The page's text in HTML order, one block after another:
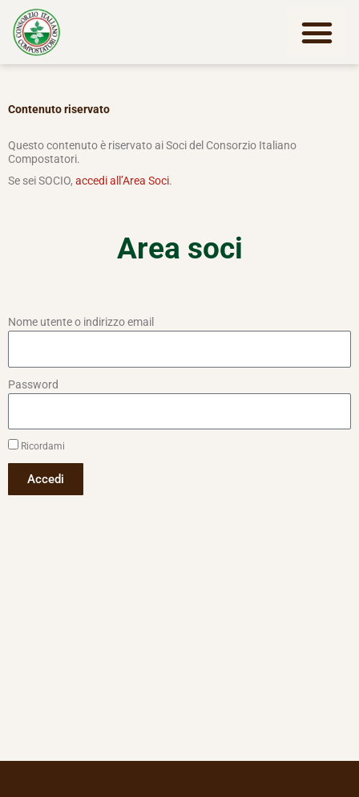
contenuto
Contenuto riservato
Questo contenuto è riservato ai Soci del Consorzio Italiano
Compostatori.
Se sei SOCIO, accedi all’Area Soci.
Area soci
Nome utente o indirizzo email
Password
Ricordami
Accedi